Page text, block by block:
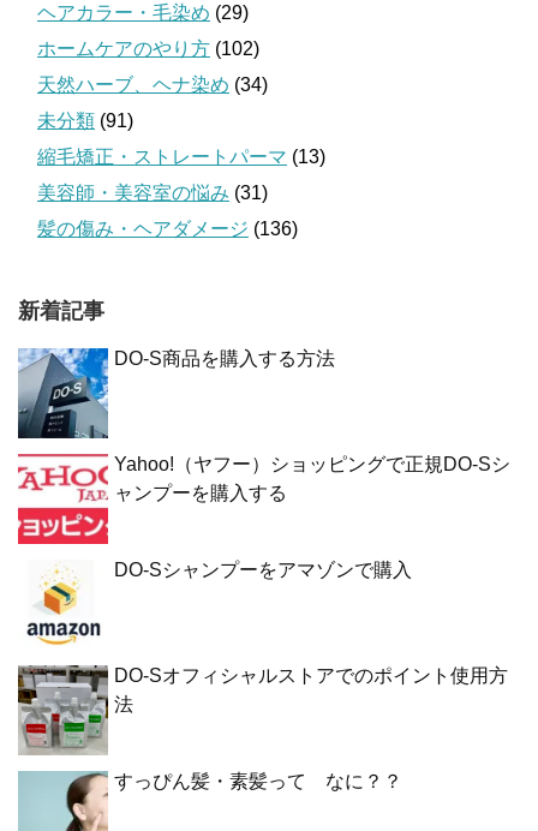
ヘアカラー・毛染め (29)
ホームケアのやり方 (102)
天然ハーブ、ヘナ染め (34)
未分類 (91)
縮毛矯正・ストレートパーマ (13)
美容師・美容室の悩み (31)
髪の傷み・ヘアダメージ (136)
新着記事
DO-S商品を購入する方法
Yahoo!（ヤフー）ショッピングで正規DO-Sシ
ャンプーを購入する
DO-Sシャンプーをアマゾンで購入
DO-Sオフィシャルストアでのポイント使用方
法
すっぴん髪・素髪って なに？？